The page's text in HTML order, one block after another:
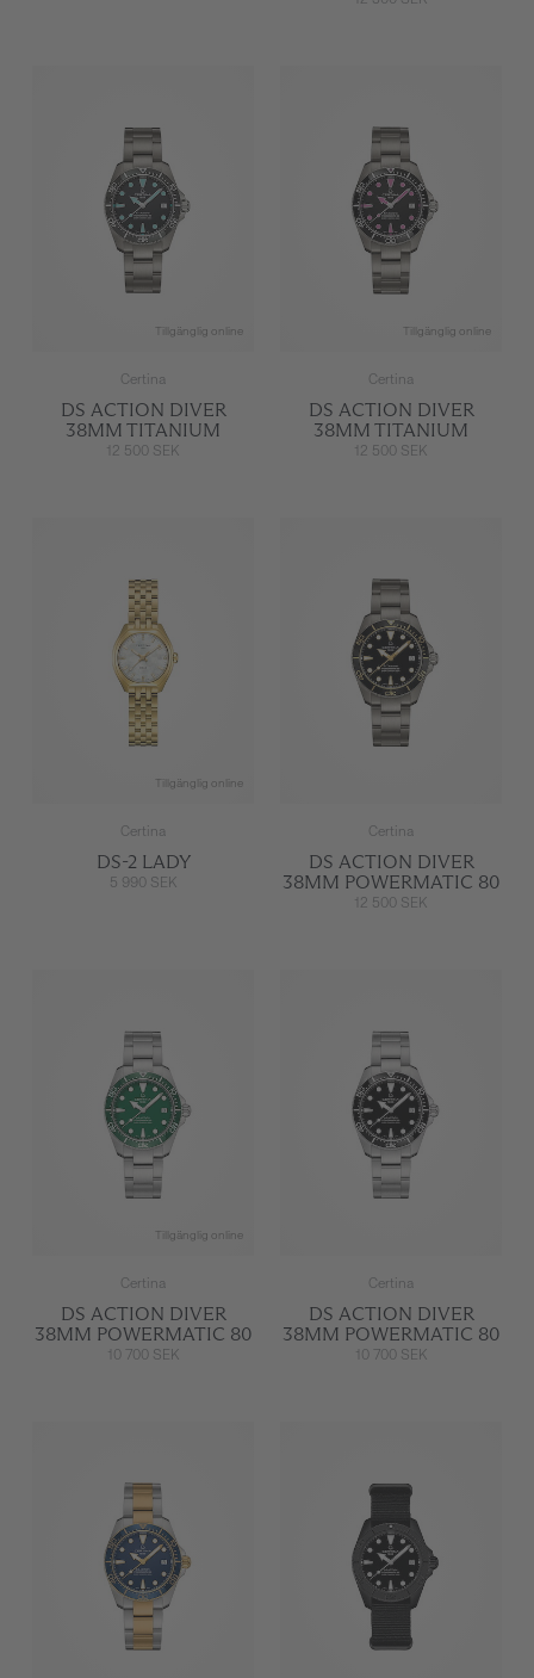
Tillgänglig online
Certina
DS ACTION DIVER
38MM TITANIUM
12 500 SEK
Tillgänglig online
Certina
DS ACTION DIVER
38MM TITANIUM
12 500 SEK
Tillgänglig online
Certina
DS-2 LADY
5 990 SEK
Certina
DS ACTION DIVER
38MM POWERMATIC 80
12 500 SEK
Tillgänglig online
Certina
DS ACTION DIVER
38MM POWERMATIC 80
10 700 SEK
Certina
DS ACTION DIVER
38MM POWERMATIC 80
10 700 SEK